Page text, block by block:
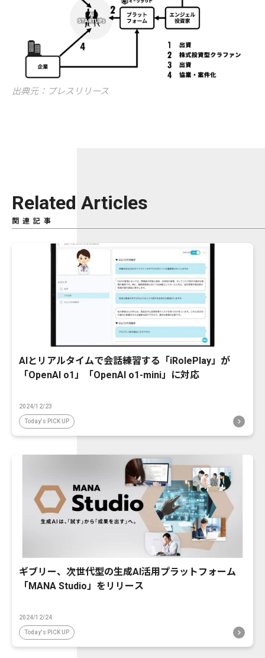
出典元：プレスリリース
Related Articles
関連記事
AIとリアルタイムで会話練習する「iRolePlay」が
「OpenAI o1」「OpenAI o1-mini」に対応
2024/12/23
Today's PICK UP
ギブリー、次世代型の生成AI活用プラットフォーム
「MANA Studio」をリリース
2024/12/24
Today's PICK UP